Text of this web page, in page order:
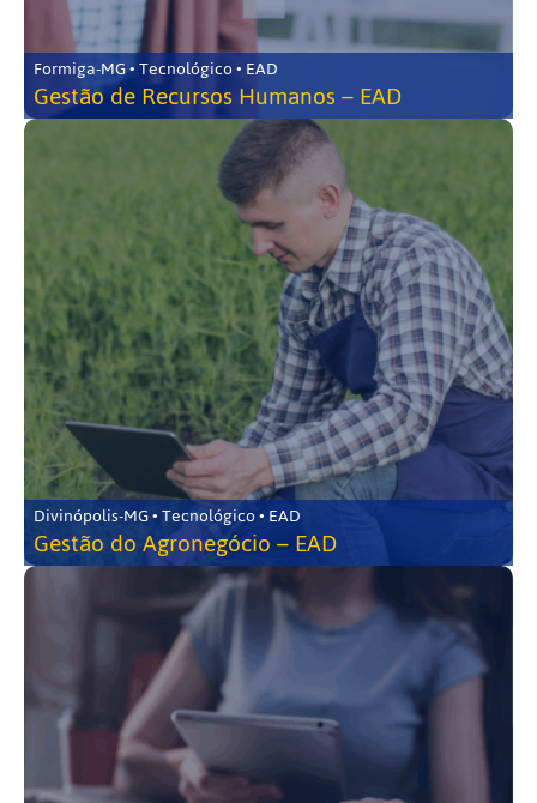
Formiga-MG • Tecnológico • EAD
Gestão de Recursos Humanos – EAD
Divinópolis-MG • Tecnológico • EAD
Gestão do Agronegócio – EAD